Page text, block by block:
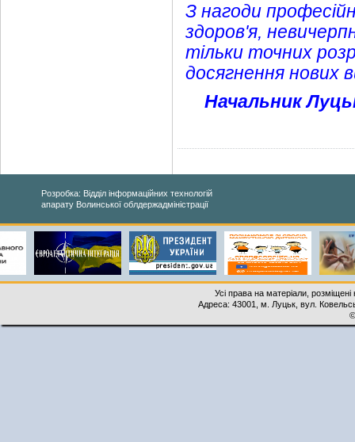
З нагоди
здоров'я,
тільки точних
досягнення нових
Начальник
Розробка: Відділ інформаційних технологій
апарату Волинської облдержадміністрації
Усі права на матеріали,
Адреса: 43001, м. Луцьк, вул.